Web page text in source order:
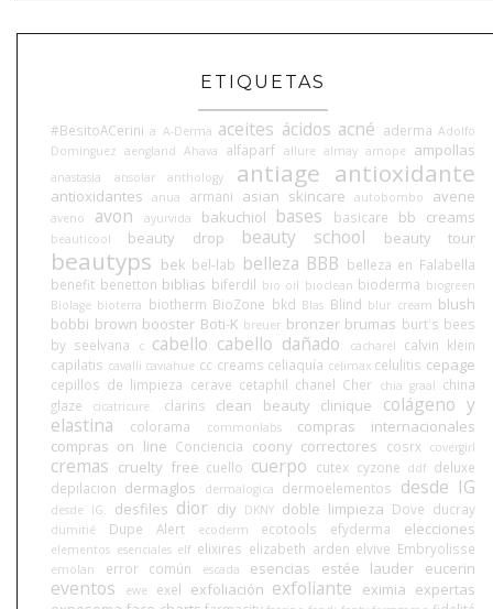
ETIQUETAS
#BesitoACerini a A-Derma aceites ácidos acné aderma Adolfo
Domínguez aengland Ahava alfaparf allure almay amope ampollas
anastasia ansolar anthology antiage antioxidante
antioxidantes anua armani asian skincare autobombo avene
aveno avon ayurvida bakuchiol bases basicare bb creams
beauticool beauty drop beauty school beauty tour
beautyps bek bel-lab belleza BBB belleza en Falabella
benefit benetton biblias biferdil bio oil bioclean bioderma biogreen
Biolage bioterra biotherm BioZone bkd Blas Blind blur cream blush
bobbi brown booster Boti-K breuer bronzer brumas burt's bees
by seelvana
c cabello cabello dañado cacharel
calvin klein
capilatis cavalli caviahue cc creams celiaquía celimax celulitis cepage
cepillos de limpieza cerave cetaphil chanel Cher chia graal china
glaze
cicatricure. clarins clean beauty clinique
colágeno y
elastina
colorama commonlabs
compras internacionales
compras on line Conciencia coony correctores cosrx covergirl
cremas cruelty free cuello cuerpo cutex cyzone ddf deluxe
depilacion dermaglos dermalogica dermoelementos desde IG
desde IG. desfiles dior diy DKNY doble limpieza Dove ducray
dumitié Dupe Alert ecoderm ecotools efyderma elecciones
elementos esenciales elf elixires elizabeth arden elvive Embryolisse
emolan error común escada esencias estée lauder eucerin
eventos ewe exel exfoliación exfoliante eximia expertas